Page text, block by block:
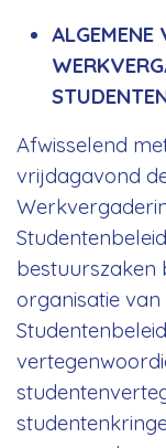
ALGEMENE
Afwisselend
vrijdagavond
bestuurszaken
organisatie